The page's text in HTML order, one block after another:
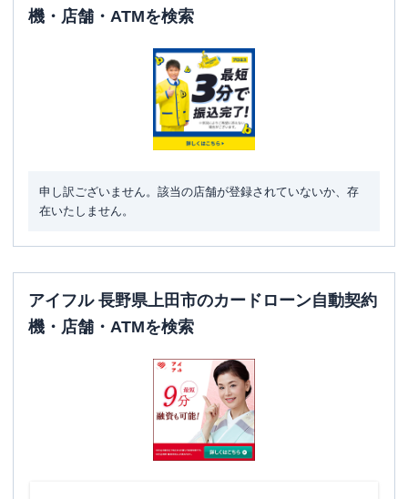
機・店舗・ATMを検索
申し訳ございません。該当の店舗が登録されていないか、存
在いたしません。
アイフル 長野県上田市のカードローン自動契約
機・店舗・ATMを検索